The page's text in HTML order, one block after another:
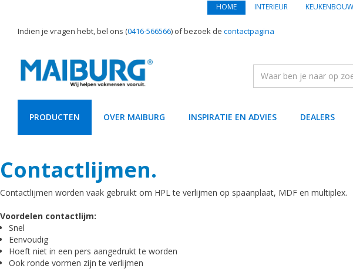
HOME INTERIEUR KEUKENBOUW
Indien je vragen hebt, bel ons (0416-566566) of bezoek de contactpagina
PRODUCTEN OVER MAIBURG INSPIRATIE EN ADVIES DEALERS
Contactlijmen.
Contactlijmen worden vaak gebruikt om HPL te verlijmen op spaanplaat, MDF en multiplex.
Voordelen contactlijm:
Snel
Eenvoudig
Hoeft niet in een pers aangedrukt te worden
Ook ronde vormen zijn te verlijmen